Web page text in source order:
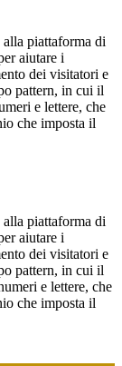
piattaforma di
aiutare i
dei visitatori e
pattern, in cui il
e lettere, che
che imposta il
piattaforma di
aiutare i
dei visitatori e
pattern, in cui il
e lettere, che
che imposta il